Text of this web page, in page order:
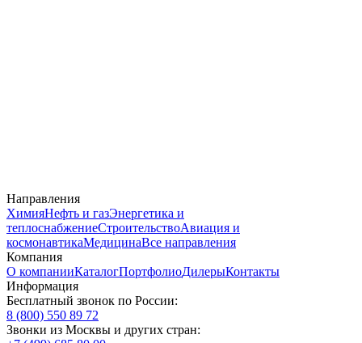
Направления
ХимияНефть и газЭнергетика и
теплоснабжениеСтроительствоАвиация и
космонавтикаМедицинаВсе направления
Компания
О компанииКаталогПортфолиоДилерыКонтакты
Информация
Бесплатный звонок по России:
8 (800) 550 89 72
Звонки из Москвы и других стран: